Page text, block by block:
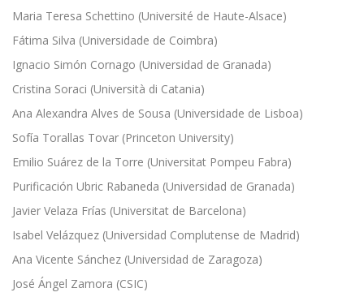
Maria Teresa Schettino (Université de Haute-Alsace)
Fátima Silva (Universidade de Coimbra)
Ignacio Simón Cornago (Universidad de Granada)
Cristina Soraci (Università di Catania)
Ana Alexandra Alves de Sousa (Universidade de Lisboa)
Sofía Torallas Tovar (Princeton University)
Emilio Suárez de la Torre (Universitat Pompeu Fabra)
Purificación Ubric Rabaneda (Universidad de Granada)
Javier Velaza Frías (Universitat de Barcelona)
Isabel Velázquez (Universidad Complutense de Madrid)
Ana Vicente Sánchez (Universidad de Zaragoza)
José Ángel Zamora (CSIC)